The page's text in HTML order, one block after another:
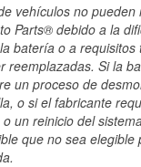
vehículos no pueden
Parts® debido a la
batería o a requisitos
reemplazadas. Si la
un proceso de
o si el fabricante
un reinicio del
que no sea elegible